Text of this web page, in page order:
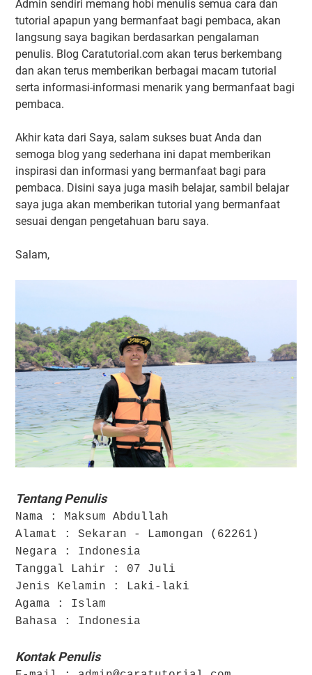
Admin sendiri memang hobi menulis semua cara dan
tutorial apapun yang bermanfaat bagi pembaca, akan
langsung saya bagikan berdasarkan pengalaman
penulis. Blog Caratutorial.com akan terus berkembang
dan akan terus memberikan berbagai macam tutorial
serta informasi-informasi menarik yang bermanfaat bagi
pembaca.
Akhir kata dari Saya, salam sukses buat Anda dan
semoga blog yang sederhana ini dapat memberikan
inspirasi dan informasi yang bermanfaat bagi para
pembaca. Disini saya juga masih belajar, sambil belajar
saya juga akan memberikan tutorial yang bermanfaat
sesuai dengan pengetahuan baru saya.
Salam,
Tentang Penulis
Nama : Maksum Abdullah
Alamat : Sekaran - Lamongan (62261)
Negara : Indonesia
Tanggal Lahir : 07 Juli
Jenis Kelamin : Laki-laki
Agama : Islam
Bahasa : Indonesia
Kontak Penulis